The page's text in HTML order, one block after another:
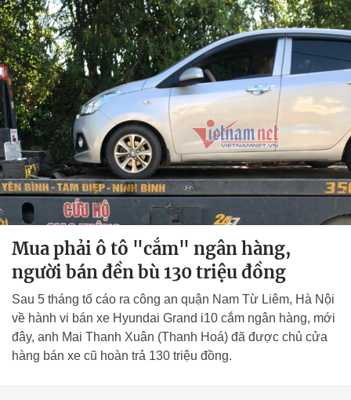
Mua phải ô tô "cắm" ngân hàng,
người bán đền bù 130 triệu đồng
Sau 5 tháng tố cáo ra công an quận Nam Từ Liêm, Hà Nội
về hành vi bán xe Hyundai Grand i10 cắm ngân hàng, mới
đây, anh Mai Thanh Xuân (Thanh Hoá) đã được chủ cửa
hàng bán xe cũ hoàn trả 130 triệu đồng.